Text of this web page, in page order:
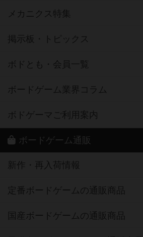
メカニクス特集
掲示板・トピックス
ボドとも・会員一覧
ボードゲーム業界コラム
ボドゲーマご利用案内
ボードゲーム通販
新作・再入荷情報
定番ボードゲームの通販商品
国産ボードゲームの通販商品